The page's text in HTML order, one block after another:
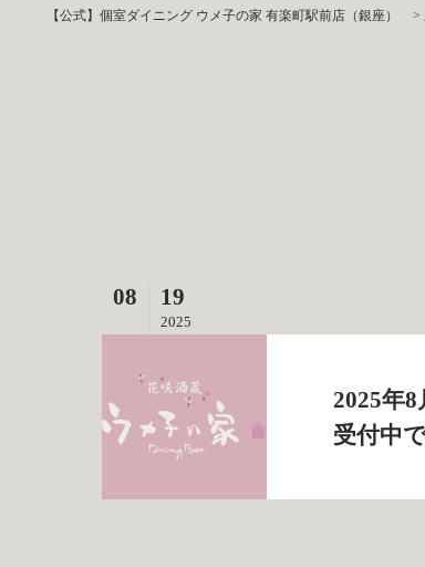
【公式】個室ダイニング ウメ子の家 有楽町駅前店（銀座） >
08 19
2025
2025年
受付中